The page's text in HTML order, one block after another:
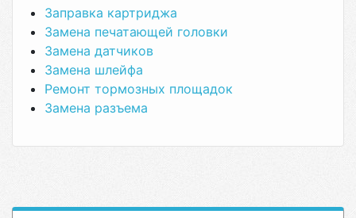
Заправка картриджа
Замена печатающей головки
Замена датчиков
Замена шлейфа
Ремонт тормозных площадок
Замена разъема